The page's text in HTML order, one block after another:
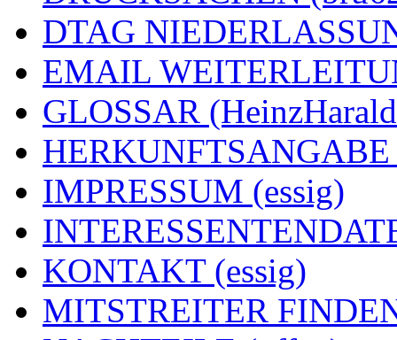
DTAG
EMAIL
GLOSSAR
HERKUNFTSANGABE
IMPRESSUM (essig)
KONTAKT (essig)
MITSTREITER